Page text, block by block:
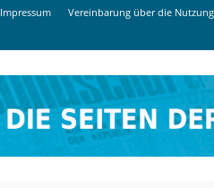
Impressum Vereinbarung über die